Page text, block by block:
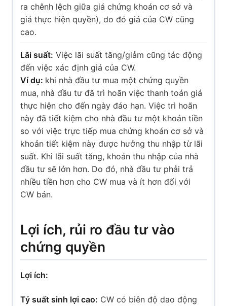
ra chênh lệch giữa giá chứng khoán cơ sở và
giá thực hiện quyền), do đó giá của CW cũng
cao.
Lãi suất: Việc lãi suất tăng/giảm cũng tác động
đến việc xác định giá của CW.
Ví dụ: khi nhà đầu tư mua một chứng quyền
mua, nhà đầu tư đã trì hoãn việc thanh toán giá
thực hiện cho đến ngày đáo hạn. Việc trì hoãn
này đã tiết kiệm cho nhà đầu tư một khoản tiền
so với việc trực tiếp mua chứng khoán cơ sở và
khoản tiết kiệm này được hưởng thu nhập từ lãi
suất. Khi lãi suất tăng, khoản thu nhập của nhà
đầu tư sẽ lớn hơn. Do đó, nhà đầu tư phải trả
nhiều tiền hơn cho CW mua và ít hơn đối với
CW bán.
Lợi ích, rủi ro đầu tư vào
chứng quyền
Lợi ích:
Tỷ suất sinh lợi cao: CW có biên độ dao động